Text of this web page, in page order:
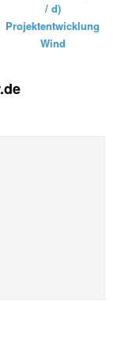
/ d)
Projektentwicklung
Wind